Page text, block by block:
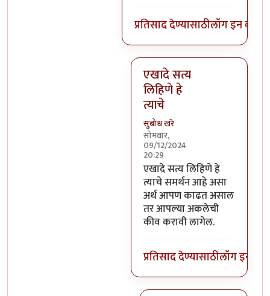
प्रतिसाद देण्यासाठीलॉग इन करा
एखादे सत्य
लिहिणे हे
त्याचे
सुबोध खरे
सोमवार,
09/12/2024
20:29
In reply toआपन अदानीच्या
एखादे सत्य लिहिणे हे
त्याचे समर्थन आहे असा
अर्थ आपण काढत असाल
तर आपल्या अकलेची
कीव करावी लागेल.
प्रतिसाद देण्यासाठीलॉग इन करा